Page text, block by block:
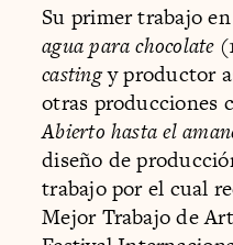
Su primer trabajo
agua para chocolate
castingy productor
otras producciones
Abierto hasta el
diseño de
trabajo por el cual
Mejor Trabajo de